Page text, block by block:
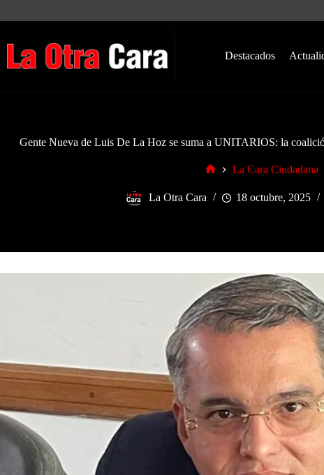
Destacados
Gente Nueva de Luis De La Hoz se suma a UNITARIOS: la
La Cara Ciudadana
La Otra Cara 18 octubre, 2025